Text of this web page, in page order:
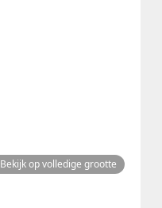
Bekijk op volledige grootte